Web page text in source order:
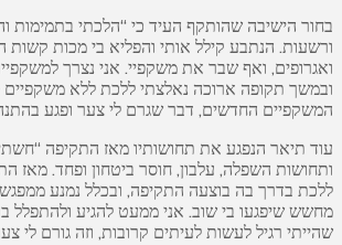
בחור הישיבה שהותקף העיד כי “הלכתי בתמימות
ורשעות. הנתבע קילל אותי והפליא בי מכות קשות
ואגרופים, ואף שבר את משקפיי. אני נצרך
ובמשך תקופה ארוכה נאלצתי ללכת ללא
המשקפיים החדשים, דבר שגרם לי צער ופגע
עוד תיאר הנפגע את תחושותיו מאז התקיפה
ותחושות השפלה, עלבון, חוסר ביטחון ופחד. מאז
ללכת בדרך בה בוצעה התקיפה, ובכלל נמנע
מחשש שיפגעו בי שוב. אני ממעט להגיע ולהתפלל
שהייתי רגיל לעשות לעיתים קרובות, וזה גורם לי